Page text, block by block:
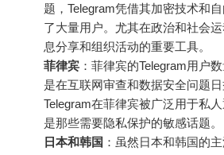
题，Telegram凭借其加密技术和
了大量用户。尤其在政治和社会
息分享和组织活动的重要工具。
菲律宾 ：菲律宾的Telegram用户
是在互联网审查和数据安全问题日
Telegram在菲律宾被广泛用于私
是那些需要隐私保护的敏感话题。
日本和韩国 ：虽然日本和韩国的